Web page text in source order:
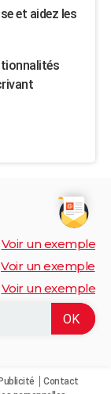
et aidez les
Voir un exemple
Voir un exemple
Voir un exemple
Publicité
Contact